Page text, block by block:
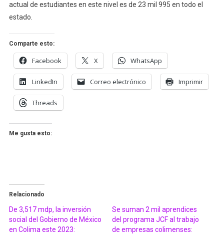
actual de estudiantes en este nivel es de 23 mil 995 en todo el
estado.
Comparte esto:
Facebook X WhatsApp
LinkedIn Correo electrónico Imprimir
Threads
Me gusta esto:
Relacionado
De 3,517 mdp, la inversión
social del Gobierno de México
en Colima este 2023:
Se suman 2 mil aprendices
del programa JCF al trabajo
de empresas colimenses: